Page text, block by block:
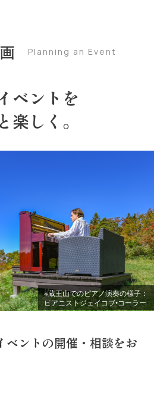
Planning an Event
ベントを
楽しく。
※蔵王山でのピアノ演奏の様子：
ピアニストジェイコブ•コーラー
ベントの開催・相談をお